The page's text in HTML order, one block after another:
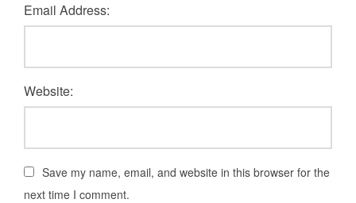
Email Address:
Website:
Save my name, email, and website in this browser for the
next time I comment.